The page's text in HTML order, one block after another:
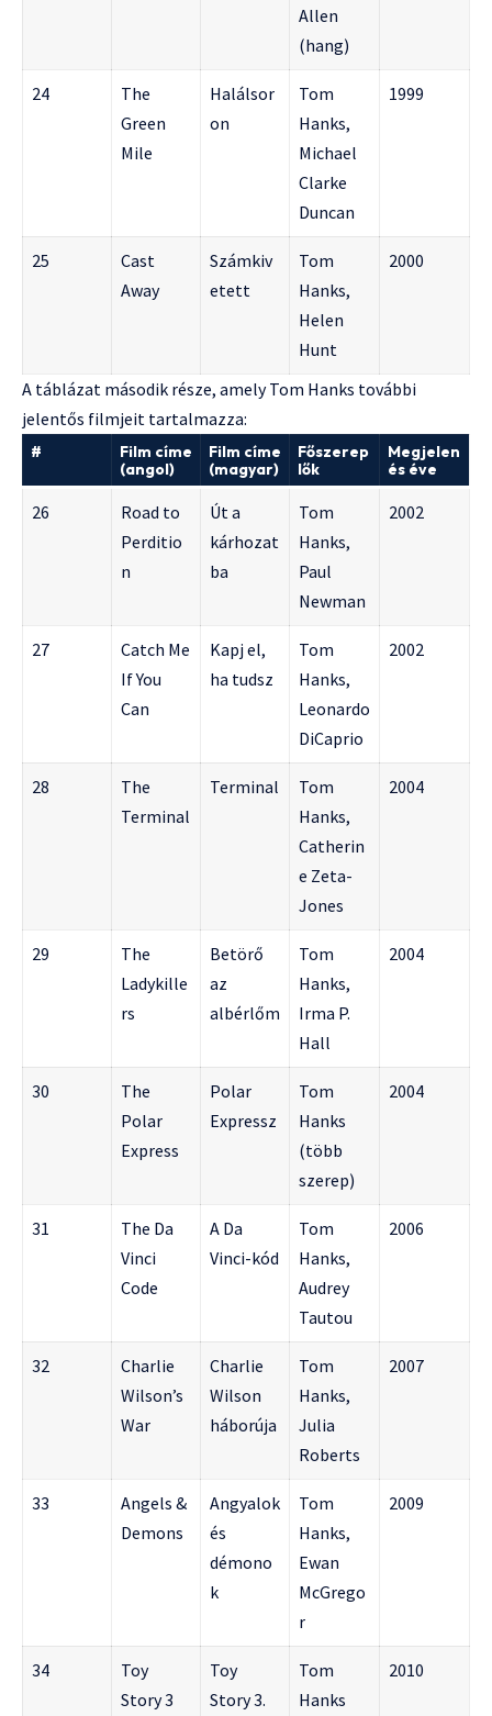
Allen
(hang)
24
The
Green
Mile
Halálsor
on
Tom
Hanks,
Michael
Clarke
Duncan
1999
25
Cast
Away
Számkiv
etett
Tom
Hanks,
Helen
Hunt
2000
A táblázat második része, amely Tom Hanks további
jelentős filmjeit tartalmazza:
#
Film címe
(angol)
Film címe
(magyar)
Főszerep
lők
Megjelen
és éve
26
Road to
Perditio
n
Út a
kárhozat
ba
Tom
Hanks,
Paul
Newman
2002
27
Catch Me
If You
Can
Kapj el,
ha tudsz
Tom
Hanks,
Leonardo
DiCaprio
2002
28
The
Terminal
Terminal
Tom
Hanks,
Catherin
e Zeta-
Jones
2004
29
The
Ladykille
rs
Betörő
az
albérlőm
Tom
Hanks,
Irma P.
Hall
2004
30
The
Polar
Express
Polar
Expressz
Tom
Hanks
(több
szerep)
2004
31
The Da
Vinci
Code
A Da
Vinci-kód
Tom
Hanks,
Audrey
Tautou
2006
32
Charlie
Wilson’s
War
Charlie
Wilson
háborúja
Tom
Hanks,
Julia
Roberts
2007
33
Angels &
Demons
Angyalok
és
démono
k
Tom
Hanks,
Ewan
McGrego
r
2009
34
Toy
Story 3
Toy
Story 3.
Tom
Hanks
2010